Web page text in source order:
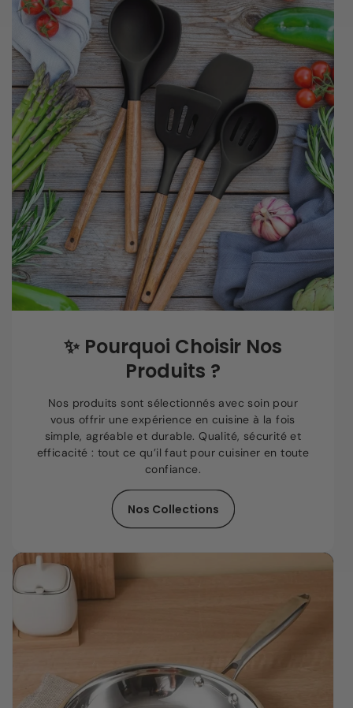
✨ Pourquoi Choisir Nos
Produits ?
Nos produits sont sélectionnés avec soin pour
vous offrir une expérience en cuisine à la fois
simple, agréable et durable. Qualité, sécurité et
efficacité : tout ce qu’il faut pour cuisiner en toute
confiance.
Nos Collections